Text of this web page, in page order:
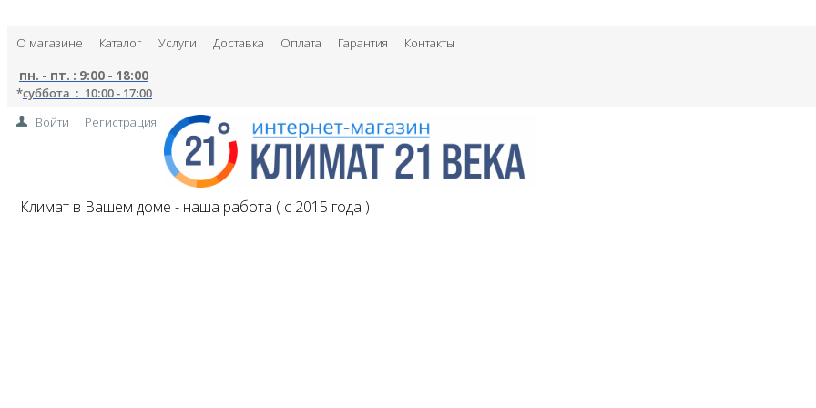
О магазине Каталог Услуги Доставка Оплата Гарантия Контакты
пн. - пт. : 9:00 - 18:00
*суббота : 10:00 - 17:00
Войти
Регистрация
Климат в Вашем доме - наша работа ( с 2015 года )